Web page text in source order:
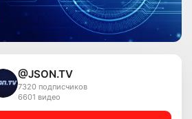
@JSON.TV
7320 подписчиков
6601 видео